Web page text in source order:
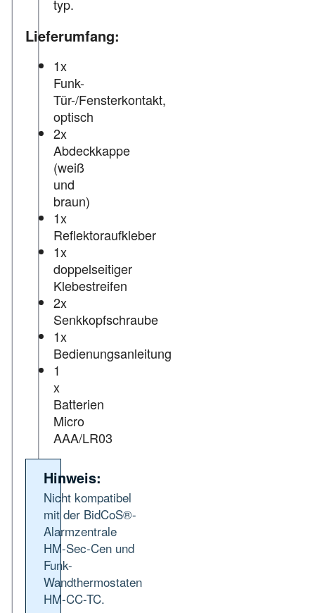
typ.
Lieferumfang:
1x
Funk-
Tür-/Fensterkontakt,
optisch
2x
Abdeckkappe
(weiß
und
braun)
1x
Reflektoraufkleber
1x
doppelseitiger
Klebestreifen
2x
Senkkopfschraube
1x
Bedienungsanleitung
1
x
Batterien
Micro
AAA/LR03
Hinweis:
Nicht kompatibel
mit der BidCoS®-
Alarmzentrale
HM-Sec-Cen und
Funk-
Wandthermostaten
HM-CC-TC.